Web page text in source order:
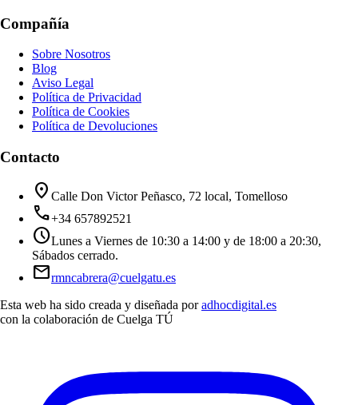
Compañía
Sobre Nosotros
Blog
Aviso Legal
Política de Privacidad
Política de Cookies
Política de Devoluciones
Contacto
location_on Calle Don Victor Peñasco, 72 local, Tomelloso
call+34 657892521
scheduleLunes a Viernes de 10:30 a 14:00 y de 18:00 a 20:30,
Sábados cerrado.
mailrmncabrera@cuelgatu.es
Esta web ha sido creada y diseñada por adhocdigital.es
con la colaboración de Cuelga TÚ